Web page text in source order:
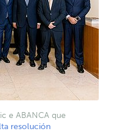
e ABANCA que
resolución